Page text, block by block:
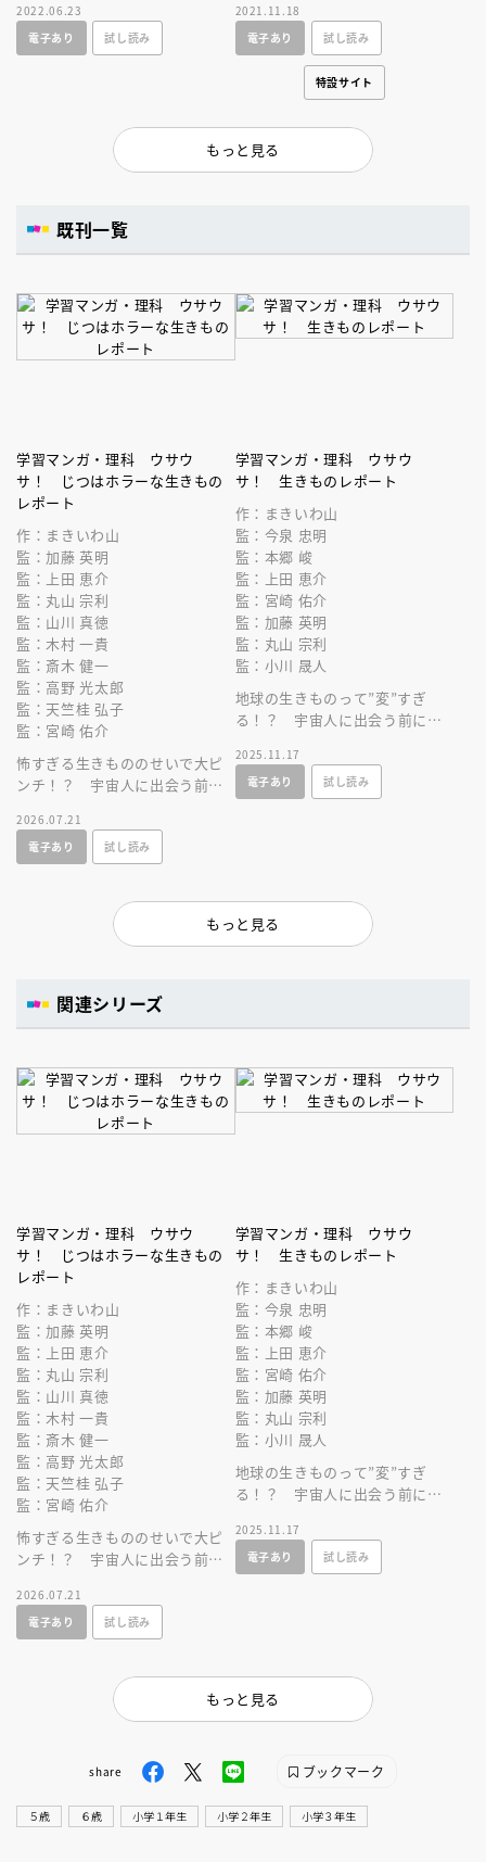
者が動物たちの行動の意味を解
説します。
2022.06.23
電子あり
試し読み
ャル映像を豊富に使用したＤＶ
Ｄつき！
2021.11.18
電子あり
試し読み
特設サイト
もっと見る
既刊一覧
学習マンガ・理科 ウサウ
サ！ じつはホラーな生きもの
レポート
作：まきいわ山
監：加藤 英明
監：上田 恵介
監：丸山 宗利
監：山川 真徳
監：木村 一貴
監：斎木 健一
監：高野 光太郎
監：天竺桂 弘子
監：宮崎 佑介
怖すぎる生きもののせいで大ピ
ンチ！？ 宇宙人に出会う前
なれるマンガ！
2026.07.21
電子あり
試し読み
学習マンガ・理科 ウサウ
サ！ 生きものレポート
作：まきいわ山
監：今泉 忠明
監：本郷 峻
監：上田 恵介
監：宮崎 佑介
監：加藤 英明
監：丸山 宗利
監：小川 晟人
地球の生きものって”変”すぎ
る！？ 宇宙人に出会う前に、
るマンガ！
2025.11.17
電子あり
試し読み
もっと見る
関連シリーズ
学習マンガ・理科 ウサウ
サ！ じつはホラーな生きもの
レポート
作：まきいわ山
監：加藤 英明
監：上田 恵介
監：丸山 宗利
監：山川 真徳
監：木村 一貴
監：斎木 健一
監：高野 光太郎
監：天竺桂 弘子
監：宮崎 佑介
怖すぎる生きもののせいで大ピ
ンチ！？ 宇宙人に出会う前
なれるマンガ！
2026.07.21
電子あり
試し読み
学習マンガ・理科 ウサウ
サ！ 生きものレポート
作：まきいわ山
監：今泉 忠明
監：本郷 峻
監：上田 恵介
監：宮崎 佑介
監：加藤 英明
監：丸山 宗利
監：小川 晟人
地球の生きものって”変”すぎ
る！？ 宇宙人に出会う前に、
るマンガ！
2025.11.17
電子あり
試し読み
もっと見る
share ブックマーク
５歳 ６歳 小学１年生 小学２年生 小学３年生